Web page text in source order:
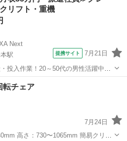
リフト・重機
Next
駅
提携サイト 7月21日
投入作業！20～50代の男性活躍中★
負担！年間休日130日★フォークリフ
先食堂利用可★《神奈川県相模原
転チェア
7月24日
さ：730〜1065mm 簡易クリー